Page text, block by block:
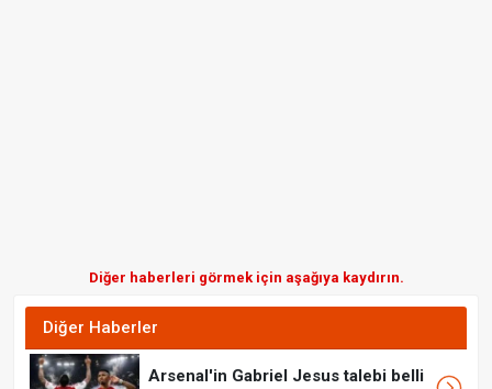
Diğer haberleri görmek için aşağıya kaydırın.
Diğer Haberler
Arsenal'in Gabriel Jesus talebi belli